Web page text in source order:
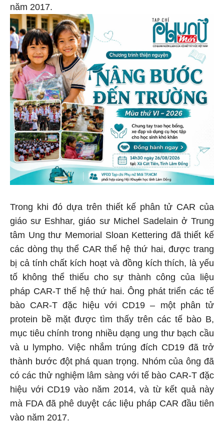
năm 2017.
Trong khi đó dựa trên thiết kế phân tử CAR của
giáo sư Eshhar, giáo sư Michel Sadelain ở Trung
tâm Ung thư Memorial Sloan Kettering đã thiết kế
các dòng thụ thể CAR thế hệ thứ hai, được trang
bị cả tính chất kích hoạt và đồng kích thích, là yếu
tố không thể thiếu cho sự thành công của liệu
pháp CAR-T thế hệ thứ hai. Ông phát triển các tế
bào CAR-T đặc hiệu với CD19 – một phân tử
protein bề mặt được tìm thấy trên các tế bào B,
mục tiêu chính trong nhiều dạng ung thư bạch cầu
và u lympho. Việc nhắm trúng đích CD19 đã trở
thành bước đột phá quan trọng. Nhóm của ông đã
có các thử nghiệm lâm sàng với tế bào CAR-T đặc
hiệu với CD19 vào năm 2014, và từ kết quả này
mà FDA đã phê duyệt các liệu pháp CAR đầu tiên
vào năm 2017.